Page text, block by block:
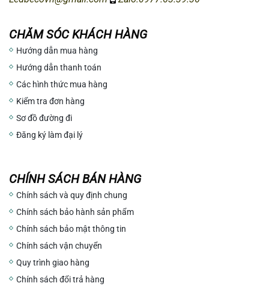
CHĂM SÓC KHÁCH HÀNG
Hướng dẫn mua hàng
Hướng dẫn thanh toán
Các hình thức mua hàng
Kiểm tra đơn hàng
Sơ đồ đường đi
Đăng ký làm đại lý
CHÍNH SÁCH BÁN HÀNG
Chính sách và quy định chung
Chính sách bảo hành sản phẩm
Chính sách bảo mật thông tin
Chính sách vận chuyển
Quy trình giao hàng
Chính sách đổi trả hàng